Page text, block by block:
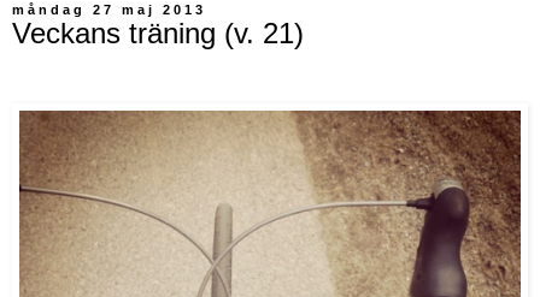
måndag 27 maj 2013
Veckans träning (v. 21)